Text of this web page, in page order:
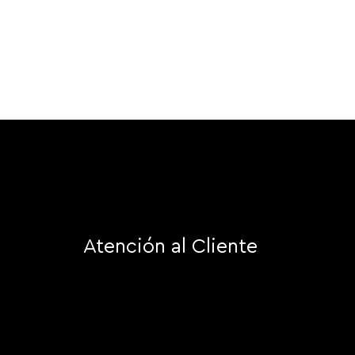
Atención al Cliente